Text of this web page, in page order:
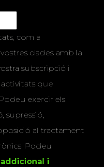
com a
dades amb la
subscripció i
que
exercir els
supressió,
al tractament
Podeu
i